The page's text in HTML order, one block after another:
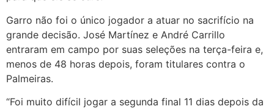
Garro não foi o único jogador a atuar no sacrifício na
grande decisão. José Martínez e André Carrillo
entraram em campo por suas seleções na terça-feira e,
menos de 48 horas depois, foram titulares contra o
Palmeiras.
“Foi muito difícil jogar a segunda final 11 dias depois da